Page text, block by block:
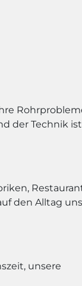
der Technik
den Alltag
unsere